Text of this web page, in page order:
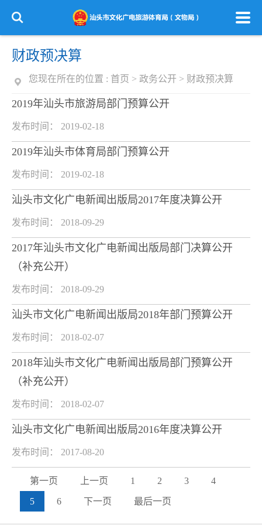
财政预决算
您现在所在的位置 : 首页 > 政务公开 > 财政预决算
2019年汕头市旅游局部门预算公开
发布时间： 2019-02-18
2019年汕头市体育局部门预算公开
发布时间： 2019-02-18
汕头市文化广电新闻出版局2017年度决算公开
发布时间： 2018-09-29
2017年汕头市文化广电新闻出版局部门决算公开
（补充公开）
发布时间： 2018-09-29
汕头市文化广电新闻出版局2018年部门预算公开
发布时间： 2018-02-07
2018年汕头市文化广电新闻出版局部门预算公开
（补充公开）
发布时间： 2018-02-07
汕头市文化广电新闻出版局2016年度决算公开
发布时间： 2017-08-20
第一页 上一页 1 2 3 4
5 6 下一页 最后一页